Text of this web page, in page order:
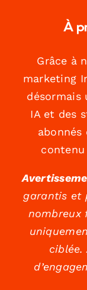
À
Grâce à
marketing
désormais
IA et des
garantis et
nombreux
ciblée.